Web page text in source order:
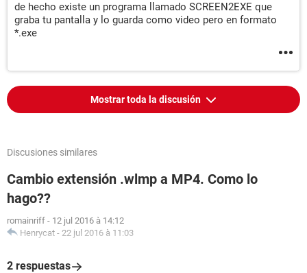
de hecho existe un programa llamado SCREEN2EXE que
graba tu pantalla y lo guarda como video pero en formato
*.exe
Mostrar toda la discusión
Discusiones similares
Cambio extensión .wlmp a MP4. Como lo
hago??
romainriff - 12 jul 2016 à 14:12
Henrycat - 22 jul 2016 à 11:03
2 respuestas